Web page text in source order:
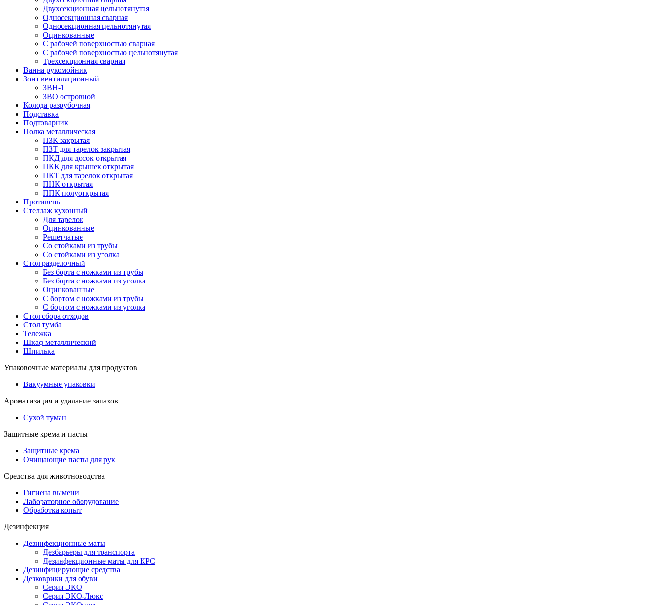
Двухсекционная цельнотянутая
Односекционная сварная
Односекционная цельнотянутая
Оцинкованные
С рабочей поверхностью сварная
С рабочей поверхностью цельнотянутая
Трехсекционная сварная
Ванна рукомойник
Зонт вентиляционный
ЗВН-1
ЗВО островной
Колода разрубочная
Подставка
Подтоварник
Полка металлическая
ПЗК закрытая
ПЗТ для тарелок закрытая
ПКД для досок открытая
ПКК для крышек открытая
ПКТ для тарелок открытая
ПНК открытая
ППК полуоткрытая
Противень
Стеллаж кухонный
Для тарелок
Оцинкованные
Решетчатые
Со стойками из трубы
Со стойками из уголка
Стол разделочный
Без борта с ножками из трубы
Без борта с ножками из уголка
Оцинкованные
С бортом с ножками из трубы
С бортом с ножками из уголка
Стол сбора отходов
Стол тумба
Тележка
Шкаф металлический
Шпилька
Упаковочные материалы для продуктов
Вакуумные упаковки
Ароматизация и удалание запахов
Сухой туман
Защитные крема и пасты
Защитные крема
Очищающие пасты для рук
Средства для животноводства
Гигиена вымени
Лабораторное оборудование
Обработка копыт
Дезинфекция
Дезинфекционные маты
Дезбарьеры для транспорта
Дезинфекционные маты для КРС
Дезинфицирующие средства
Дезковрики для обуви
Серия ЭКО
Серия ЭКО-Люкс